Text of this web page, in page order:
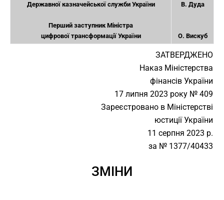
Державної казначейської служби України
Перший заступник Міністра
цифрової трансформації України
В. Дуда
О. Вискуб
ЗАТВЕРДЖЕНО
Наказ Міністерства
фінансів України
17 липня 2023 року № 409
Зареєстровано в Міністерстві
юстиції України
11 серпня 2023 р.
за № 1377/40433
ЗМІНИ